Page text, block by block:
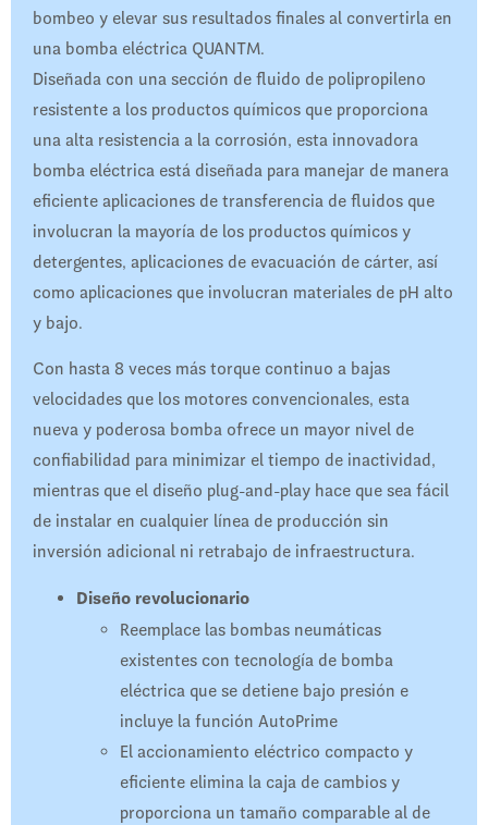
bombeo y elevar sus resultados finales al convertirla en
una bomba eléctrica QUANTM.
Diseñada con una sección de fluido de polipropileno
resistente a los productos químicos que proporciona
una alta resistencia a la corrosión, esta innovadora
bomba eléctrica está diseñada para manejar de manera
eficiente aplicaciones de transferencia de fluidos que
involucran la mayoría de los productos químicos y
detergentes, aplicaciones de evacuación de cárter, así
como aplicaciones que involucran materiales de pH alto
y bajo.
Con hasta 8 veces más torque continuo a bajas
velocidades que los motores convencionales, esta
nueva y poderosa bomba ofrece un mayor nivel de
confiabilidad para minimizar el tiempo de inactividad,
mientras que el diseño plug-and-play hace que sea fácil
de instalar en cualquier línea de producción sin
inversión adicional ni retrabajo de infraestructura.
Diseño revolucionario
Reemplace las bombas neumáticas
existentes con tecnología de bomba
eléctrica que se detiene bajo presión e
incluye la función AutoPrime
El accionamiento eléctrico compacto y
eficiente elimina la caja de cambios y
proporciona un tamaño comparable al de